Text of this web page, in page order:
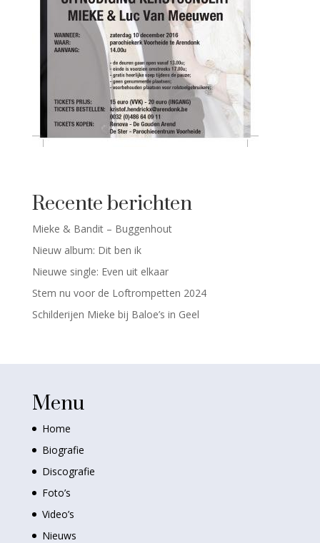
Recente berichten
Mieke & Bandit – Buggenhout
Nieuw album: Dit ben ik
Nieuwe single: Even uit elkaar
Stem nu voor de Loftrompetten 2024
Schilderijen Mieke bij Baloe’s in Geel
Menu
Home
Biografie
Discografie
Foto’s
Video’s
Nieuws